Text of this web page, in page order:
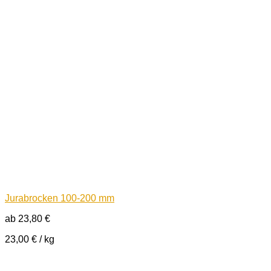
Jurabrocken 100-200 mm
ab 23,80 €
23,00 € / kg